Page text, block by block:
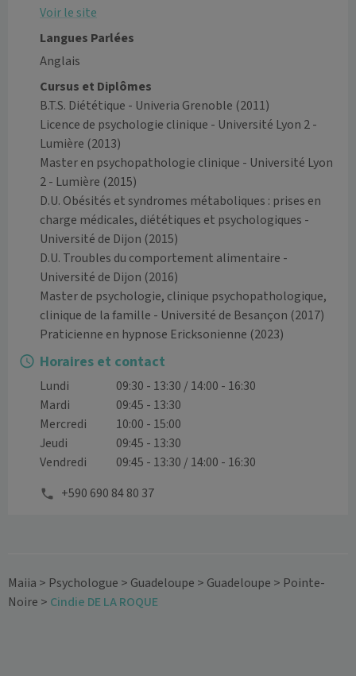
Voir le site
Langues Parlées
Anglais
Cursus et Diplômes
B.T.S. Diététique - Univeria Grenoble (2011)
Licence de psychologie clinique - Université Lyon 2 -
Lumière (2013)
Master en psychopathologie clinique - Université Lyon
2 - Lumière (2015)
D.U. Obésités et syndromes métaboliques : prises en
charge médicales, diététiques et psychologiques -
Université de Dijon (2015)
D.U. Troubles du comportement alimentaire -
Université de Dijon (2016)
Master de psychologie, clinique psychopathologique,
clinique de la famille - Université de Besançon (2017)
Praticienne en hypnose Ericksonienne (2023)
Horaires et contact
Lundi
09:30 - 13:30 / 14:00 - 16:30
Mardi
09:45 - 13:30
Mercredi
10:00 - 15:00
Jeudi
09:45 - 13:30
Vendredi
09:45 - 13:30 / 14:00 - 16:30
+590 690 84 80 37
Maiia > Psychologue > Guadeloupe > Guadeloupe > Pointe-
Noire > Cindie DE LA ROQUE